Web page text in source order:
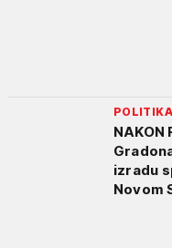
POLITIKA
NAKON
izradu
Novom